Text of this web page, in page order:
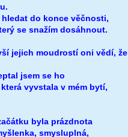
do konce věčnosti,
se snažím dosáhnout.
jejich moudrostí oni vědí, že
jsem se ho
vyvstala v mém bytí,
byla prázdnota
smysluplná,